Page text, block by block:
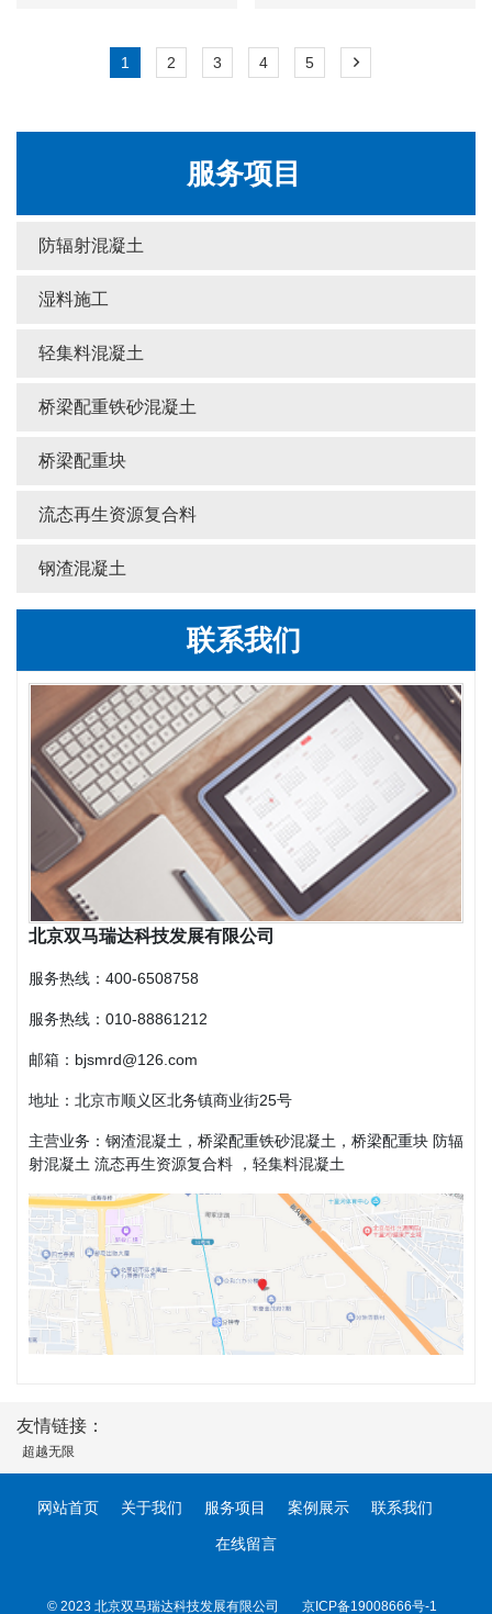
服务项目
防辐射混凝土
湿料施工
轻集料混凝土
桥梁配重铁砂混凝土
桥梁配重块
流态再生资源复合料
钢渣混凝土
联系我们
北京双马瑞达科技发展有限公司
服务热线：400-6508758
服务热线： 010-88861212
邮箱：bjsmrd@126.com
地址：北京市顺义区北务镇商业街25号
主营业务：钢渣混凝土，桥梁配重铁砂混凝土，桥梁配重块 防辐
射混凝土 流态再生资源复合料 ，轻集料混凝土
1 2 3 4 5
友情链接：
超越无限
网站首页 关于我们 服务项目 案例展示 联系我们
在线留言
© 2023 北京双马瑞达科技发展有限公司 京ICP备19008666号-1